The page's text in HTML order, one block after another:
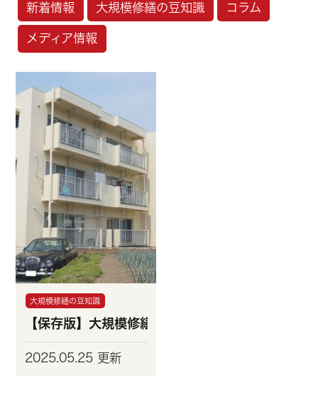
新着情報 大規模修繕の豆知識 コラム
メディア情報
大規模修繕の豆知識
【保存版】大規模修繕とは？費用相場・進め方・
2025.05.25 更新